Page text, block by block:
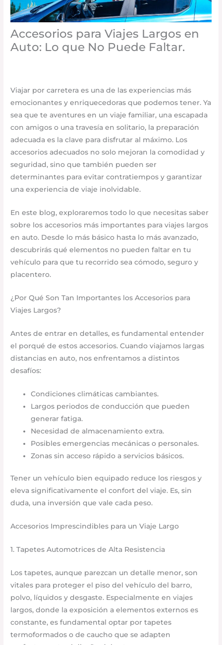
Accesorios para Viajes Largos en
Auto: Lo que No Puede Faltar.
Viajar por carretera es una de las experiencias más
emocionantes y enriquecedoras que podemos tener. Ya
sea que te aventures en un viaje familiar, una escapada
con amigos o una travesía en solitario, la preparación
adecuada es la clave para disfrutar al máximo. Los
accesorios adecuados no solo mejoran la comodidad y
seguridad, sino que también pueden ser
determinantes para evitar contratiempos y garantizar
una experiencia de viaje inolvidable.
En este blog, exploraremos todo lo que necesitas saber
sobre los accesorios más importantes para viajes largos
en auto. Desde lo más básico hasta lo más avanzado,
descubrirás qué elementos no pueden faltar en tu
vehículo para que tu recorrido sea cómodo, seguro y
placentero.
¿Por Qué Son Tan Importantes los Accesorios para
Viajes Largos?
Antes de entrar en detalles, es fundamental entender
el porqué de estos accesorios. Cuando viajamos largas
distancias en auto, nos enfrentamos a distintos
desafíos:
Condiciones climáticas cambiantes.
Largos periodos de conducción que pueden
generar fatiga.
Necesidad de almacenamiento extra.
Posibles emergencias mecánicas o personales.
Zonas sin acceso rápido a servicios básicos.
Tener un vehículo bien equipado reduce los riesgos y
eleva significativamente el confort del viaje. Es, sin
duda, una inversión que vale cada peso.
Accesorios Imprescindibles para un Viaje Largo
1. Tapetes Automotrices de Alta Resistencia
Los tapetes, aunque parezcan un detalle menor, son
vitales para proteger el piso del vehículo del barro,
polvo, líquidos y desgaste. Especialmente en viajes
largos, donde la exposición a elementos externos es
constante, es fundamental optar por tapetes
termoformados o de caucho que se adapten